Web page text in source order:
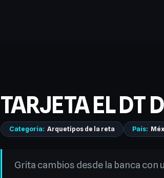
TARJETA EL DT
Categoría: Arquetipos de la reta País:
Grita cambios desde la banca con